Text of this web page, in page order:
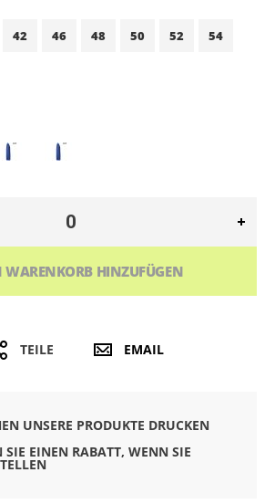
42 46 48 50 52 54
WARENKORB HINZUFÜGEN
TEILE EMAIL
UNSERE PRODUKTE DRUCKEN
SIE EINEN RABATT, WENN SIE